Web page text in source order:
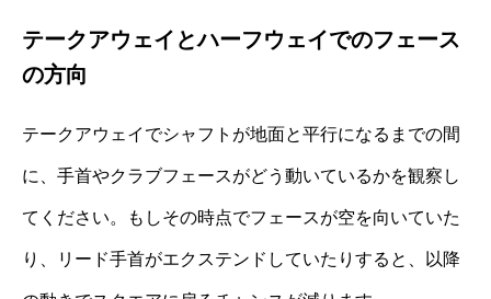
テークアウェイとハーフウェイでのフェース
の方向
テークアウェイでシャフトが地面と平行になるまでの間
に、手首やクラブフェースがどう動いているかを観察し
てください。もしその時点でフェースが空を向いていた
り、リード手首がエクステンドしていたりすると、以降